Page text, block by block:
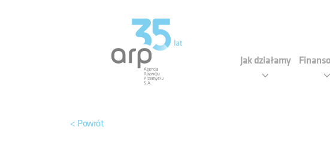
Jak działamy
< Powrót